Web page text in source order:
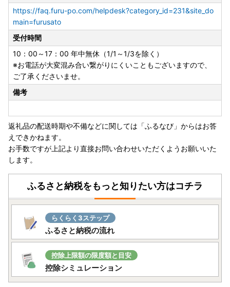
だけますようお願いいたします。
（ご希望にそえない場合はご了承くださいませ）
◆アイリスオーヤマ製品について◆
※「組み立て不要」の記載がないものは、お客様組み立てと
なっております。（工具は入っておりません）
※メーカー保証は、アイリスオーヤマの規定に準じます。
（詳細はアイリスオーヤマ公式HP内「お客様サポート・お
問合せ」で検索ください）
明書を保管ください。
※保証期間の開始日は、返礼品のお届け日から対象といたし
ます。
※保証適用外品もありますことご承知おきください。
※未開封・未使用であっても、メーカー保証の期間は変わり
ません
保証期間内に故障や不具合が生じた場合は、保証規定にした
がって修理や交換等の方法でご対応となりますので、アイリ
同梱されている保証書に記載の連絡先までお問い合わせくだ
さい。
～問い合わせについて～
JTBふるさと納税コールセンター
https://faq.furu-po.com/helpdesk?category_id=231&site_do
main=furusato
受付時間
10：00～17：00 年中無休（1/1～1/3を除く）
※お電話が大変混み合い繋がりにくいこともございますので、
ご了承くださいませ。
備考
返礼品の配送時期や不備などに関しては「ふるなび」からはお答
えできかねます。
お手数ですが上記より直接お問い合わせいただくようお願いいた
します。
ふるさと納税をもっと知りたい方はコチラ
らくらく3ステップ
ふるさと納税の流れ
控除上限額の限度額と目安
控除シミュレーション